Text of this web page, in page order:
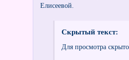
Елисеевой.
Скрытый текст:
Для просмотра